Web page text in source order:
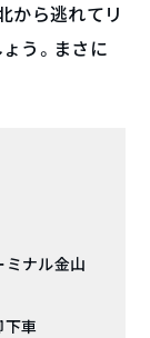
から逃れてリ
う。まさに
ミナル金山
下車